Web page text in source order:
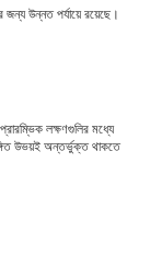
উন্নত পর্যায়ে রয়েছে।
লক্ষণগুলির মধ্যে
উভয়ই অন্তর্ভুক্ত থাকতে